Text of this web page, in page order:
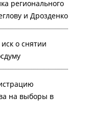
регионального
и Дрозденко
о снятии
на выборы в